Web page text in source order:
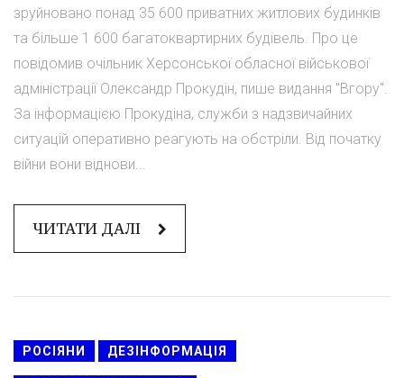
зруйновано понад 35 600 приватних житлових будинків
та більше 1 600 багатоквартирних будівель. Про це
повідомив очільник Херсонської обласної військової
адміністрації Олександр Прокудін, пише видання "Вгору".
За інформацією Прокудіна, служби з надзвичайних
ситуацій оперативно реагують на обстріли. Від початку
війни вони віднови...
ЧИТАТИ ДАЛІ
РОСІЯНИ ДЕЗІНФОРМАЦІЯ